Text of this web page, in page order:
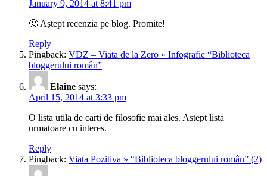
January 9, 2014 at 8:41 pm
🙂 Aștept recenzia pe blog. Promite!
Reply
Pingback: VDZ – Viata de la Zero » Infografic “Biblioteca
bloggerului român”
Elaine says:
April 15, 2014 at 3:33 pm
O lista utila de carti de filosofie mai ales. Astept lista
urmatoare cu interes.
Reply
Pingback: Viata Pozitiva » “Biblioteca bloggerului român” (2)